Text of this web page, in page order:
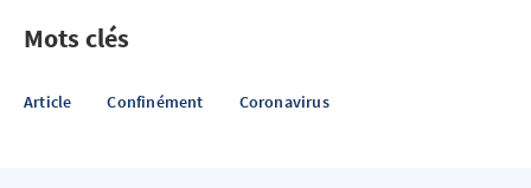
Mots clés
Article Confinément Coronavirus